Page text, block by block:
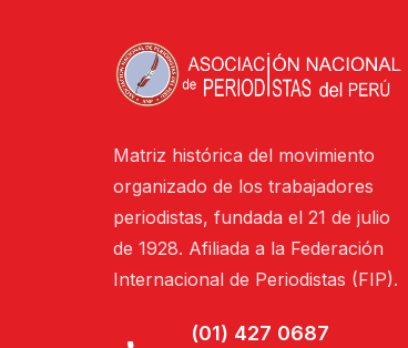
Matriz histórica del movimiento
organizado de los trabajadores
periodistas, fundada el 21 de julio
de 1928. Afiliada a la Federación
Internacional de Periodistas (FIP).
(01) 427 0687